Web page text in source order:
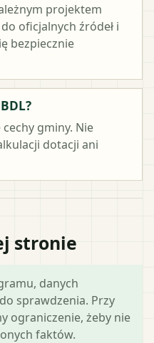
projektem
oficjalnych źródeł i
bezpiecznie
gminy. Nie
dotacji ani
stronie
danych
sprawdzenia. Przy
ograniczenie, żeby nie
faktów.